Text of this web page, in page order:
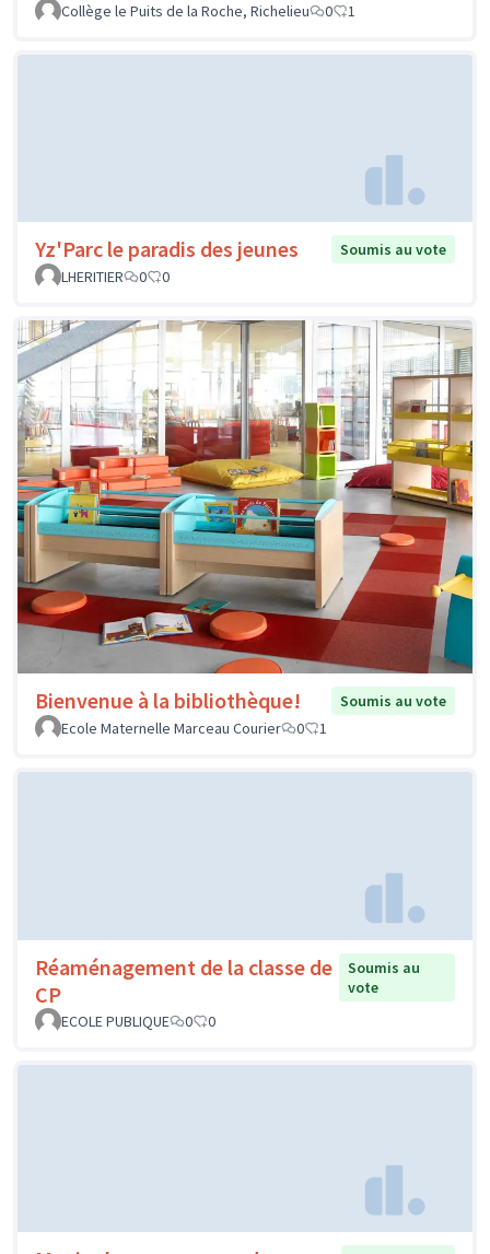
Collège le Puits de la Roche, Richelieu
0 1
Yz'Parc le paradis des jeunes
Soumis au vote
LHERITIER
0 0
Bienvenue à la bibliothèque!
Soumis au vote
Ecole Maternelle Marceau Courier
0 1
Réaménagement de la classe de
CP
Soumis au
vote
ECOLE PUBLIQUE
0 0